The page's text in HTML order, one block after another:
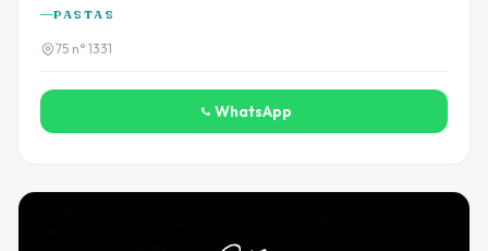
PASTAS
75 n° 1331
WhatsApp